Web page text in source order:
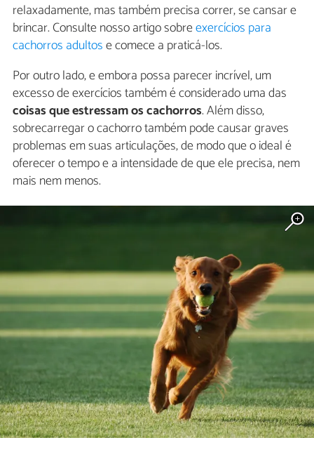
relaxadamente, mas também precisa correr, se cansar e
brincar. Consulte nosso artigo sobreexercícios para
cachorros adultose comece a praticá-los.
Por outro lado, e embora possa parecer incrível, um
excesso de exercícios também é considerado uma das
coisas que estressam os cachorros. Além disso,
sobrecarregar o cachorro também pode causar graves
problemas em suas articulações, de modo que o ideal é
oferecer o tempo e a intensidade de que ele precisa, nem
mais nem menos.